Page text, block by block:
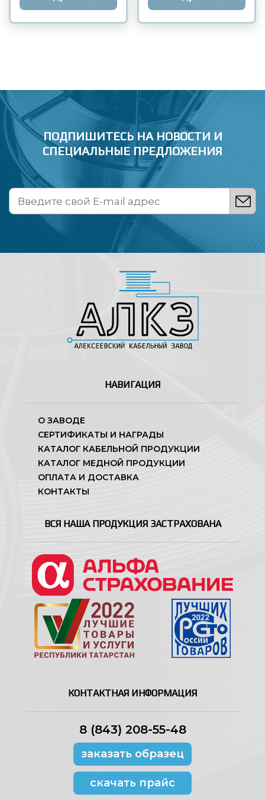
ПОДПИШИТЕСЬ НА НОВОСТИ И
СПЕЦИАЛЬНЫЕ ПРЕДЛОЖЕНИЯ
НАВИГАЦИЯ
О ЗАВОДЕ
СЕРТИФИКАТЫ И НАГРАДЫ
КАТАЛОГ КАБЕЛЬНОЙ ПРОДУКЦИИ
КАТАЛОГ МЕДНОЙ ПРОДУКЦИИ
ОПЛАТА И ДОСТАВКА
КОНТАКТЫ
ВСЯ НАША ПРОДУКЦИЯ ЗАСТРАХОВАНА
КОНТАКТНАЯ ИНФОРМАЦИЯ
8 (843) 208-55-48
заказать образец
скачать прайс